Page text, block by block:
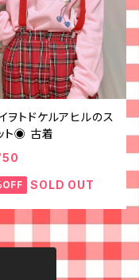
ヲトドケルアヒルのス
ト◉ 古着
SOLD OUT